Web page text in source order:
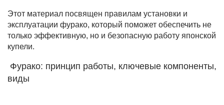
Этот материал посвящен правилам установки и
эксплуатации фурако, который поможет обеспечить не
только эффективную, но и безопасную работу японской
купели.
Фурако: принцип работы, ключевые компоненты,
виды